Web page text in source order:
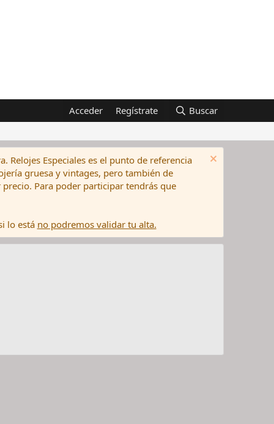
Acceder Regístrate Buscar
Relojes Especiales es el punto de referencia
gruesa y vintages, pero también de
Para poder participar tendrás que
lo está no podremos validar tu alta.